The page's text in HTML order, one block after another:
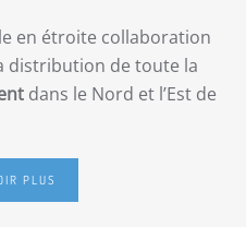
en étroite collaboration
distribution de toute la
dans le Nord et l’Est de
PLUS